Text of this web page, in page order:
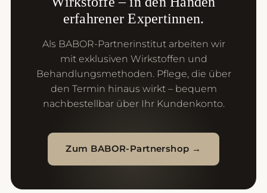
erfahrener Expertinnen.
Als BABOR-Partnerinstitut arbeiten wir
mit exklusiven Wirkstoffen und
Behandlungsmethoden. Pflege, die über
den Termin hinaus wirkt – bequem
nachbestellbar über Ihr Kundenkonto.
Zum BABOR-Partnershop →